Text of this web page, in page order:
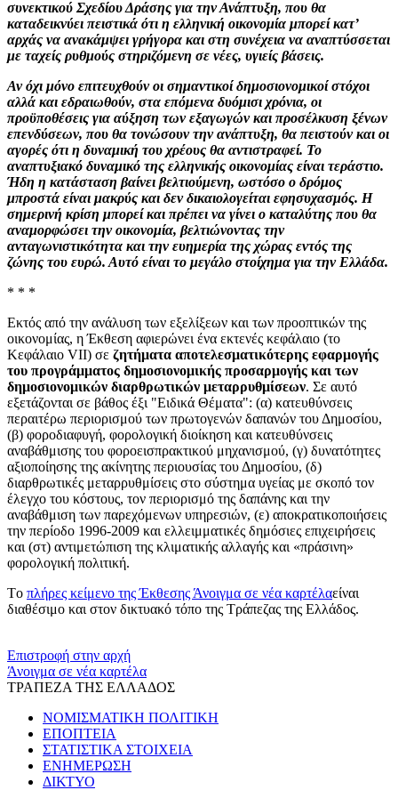
συνεκτικού Σχεδίου Δράσης για την Ανάπτυξη, που θα
καταδεικνύει πειστικά ότι η ελληνική οικονομία μπορεί κατ’
αρχάς να ανακάμψει γρήγορα και στη συνέχεια να αναπτύσσεται
με ταχείς ρυθμούς στηριζόμενη σε νέες, υγιείς βάσεις.
Αν όχι μόνο επιτευχθούν οι σημαντικοί δημοσιονομικοί στόχοι
αλλά και εδραιωθούν, στα επόμενα δυόμισι χρόνια, οι
προϋποθέσεις για αύξηση των εξαγωγών και προσέλκυση ξένων
επενδύσεων, που θα τονώσουν την ανάπτυξη, θα πειστούν και οι
αγορές ότι η δυναμική του χρέους θα αντιστραφεί. Το
αναπτυξιακό δυναμικό της ελληνικής οικονομίας είναι τεράστιο.
Ήδη η κατάσταση βαίνει βελτιούμενη, ωστόσο ο δρόμος
μπροστά είναι μακρύς και δεν δικαιολογείται εφησυχασμός. Η
σημερινή κρίση μπορεί και πρέπει να γίνει ο καταλύτης που θα
αναμορφώσει την οικονομία, βελτιώνοντας την
ανταγωνιστικότητα και την ευημερία της χώρας εντός της
ζώνης του ευρώ. Αυτό είναι το μεγάλο στοίχημα για την Ελλάδα.
* * *
Εκτός από την ανάλυση των εξελίξεων και των προοπτικών της
οικονομίας, η Έκθεση αφιερώνει ένα εκτενές κεφάλαιο (το
Κεφάλαιο VII) σε ζητήματα αποτελεσματικότερης εφαρμογής
του προγράμματος δημοσιονομικής προσαρμογής και των
δημοσιονομικών διαρθρωτικών μεταρρυθμίσεων. Σε αυτό
εξετάζονται σε βάθος έξι "Ειδικά Θέματα": (α) κατευθύνσεις
περαιτέρω περιορισμού των πρωτογενών δαπανών του Δημοσίου,
(β) φοροδιαφυγή, φορολογική διοίκηση και κατευθύνσεις
αναβάθμισης του φοροεισπρακτικού μηχανισμού, (γ) δυνατότητες
αξιοποίησης της ακίνητης περιουσίας του Δημοσίου, (δ)
διαρθρωτικές μεταρρυθμίσεις στο σύστημα υγείας με σκοπό τον
έλεγχο του κόστους, τον περιορισμό της δαπάνης και την
αναβάθμιση των παρεχόμενων υπηρεσιών, (ε) αποκρατικοποιήσεις
την περίοδο 1996-2009 και ελλειμματικές δημόσιες επιχειρήσεις
και (στ) αντιμετώπιση της κλιματικής αλλαγής και «πράσινη»
φορολογική πολιτική.
Tο πλήρες κείμενο της Έκθεσης Άνοιγμα σε νέα καρτέλαείναι
διαθέσιμο και στον δικτυακό τόπο της Τράπεζας της Ελλάδος.
Επιστροφή στην αρχή
Άνοιγμα σε νέα καρτέλα
ΤΡΑΠΕΖΑ ΤΗΣ ΕΛΛΑΔΟΣ
ΝΟΜΙΣΜΑΤΙΚΗ ΠΟΛΙΤΙΚΗ
ΕΠΟΠΤΕΙΑ
ΣΤΑΤΙΣΤΙΚΑ ΣΤΟΙΧΕΙΑ
ΕΝΗΜΕΡΩΣΗ
ΔΙΚΤΥΟ